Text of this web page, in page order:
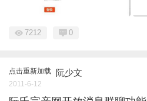
7212 0
点击重新加载 阮少文
2011-6-12